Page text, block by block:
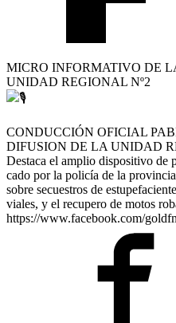
MICRO INFORMATIVO DE
UNIDAD REGIONAL Nº2
CONDUCCIÓN OFICIAL
DIFUSION DE LA UNIDAD
Destaca el amplio dispositivo de
cado por la policía de la
sobre secuestros de
viales, y el recupero de motos
https://www.facebook.com/